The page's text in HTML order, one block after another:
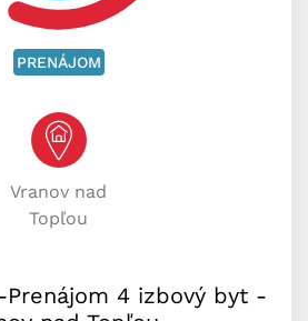
PRENÁJOM
Vranov nad
Topľou
Prenájom 4 izbový byt -